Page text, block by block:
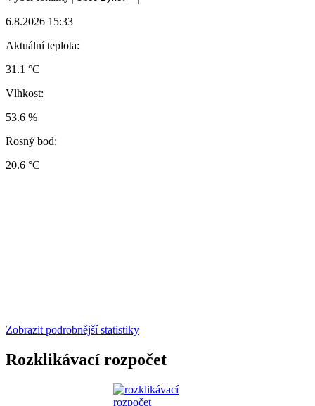
6.8.2026 15:33
Aktuální teplota:
31.1 °C
Vlhkost:
53.6 %
Rosný bod:
20.6 °C
Zobrazit podrobnější statistiky
Rozklikávací rozpočet